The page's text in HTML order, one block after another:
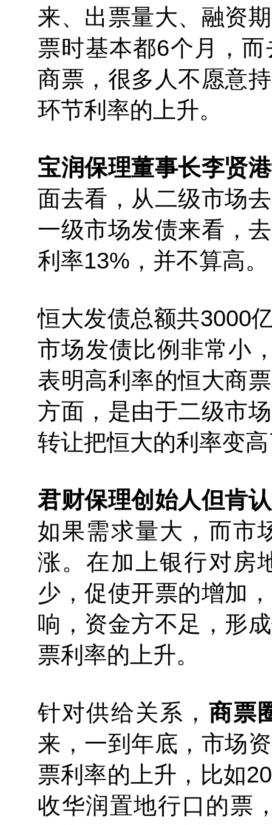
来、出票量大、融资
票时基本都6个月，
商票，很多人不愿意
环节利率的上升。
宝润保理董事长李贤
面去看，从二级市场
一级市场发债来看，
利率13%，并不算高。
恒大发债总额共3000
市场发债比例非常小
表明高利率的恒大商
方面，是由于二级市
转让把恒大的利率变
君财保理创始人但肯
如果需求量大，而市
涨。在加上银行对房
少，促使开票的增加
响，资金方不足，形
票利率的上升。
针对供给关系， 商票
来，一到年底，市场
票利率的上升，比如
收华润置地行口的票